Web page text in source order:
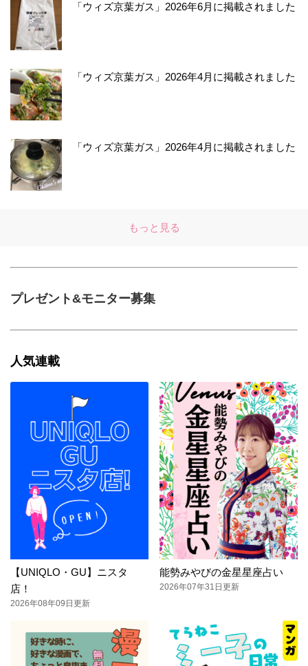
「ウィズ京葉ガス」2026年6月に掲載されました
「ウィズ京葉ガス」2026年4月に掲載されました
「ウィズ京葉ガス」2026年4月に掲載されました
もっと見る
プレゼント&モニター募集
人気連載
【UNIQLO・GU】ニスタ
店！
2026年08年09日更新
能勢みやびの金星星座占い
2026年07年31日更新